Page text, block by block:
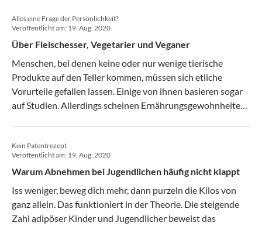
Alles eine Frage der Persönlichkeit?
Veröffentlicht am: 19. Aug. 2020
Über Fleischesser, Vegetarier und Veganer
Menschen, bei denen keine oder nur wenige tierische
Produkte auf den Teller kommen, müssen sich etliche
Vorurteile gefallen lassen. Einige von ihnen basieren sogar
auf Studien. Allerdings scheinen Ernährungsgewohnheiten
Kein Patentrezept
Veröffentlicht am: 19. Aug. 2020
Warum Abnehmen bei Jugendlichen häufig nicht klappt
Iss weniger, beweg dich mehr, dann purzeln die Kilos von
ganz allein. Das funktioniert in der Theorie. Die steigende
Zahl adipöser Kinder und Jugendlicher beweist das